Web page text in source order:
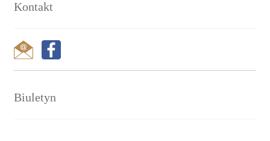
Kontakt
Biuletyn